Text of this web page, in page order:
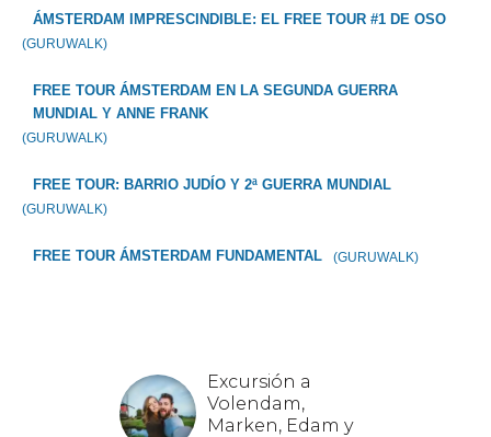
ÁMSTERDAM IMPRESCINDIBLE: EL FREE TOUR #1 DE OSO
(GURUWALK)
FREE TOUR ÁMSTERDAM EN LA SEGUNDA GUERRA
MUNDIAL Y ANNE FRANK
(GURUWALK)
FREE TOUR: BARRIO JUDÍO Y 2ª GUERRA MUNDIAL
(GURUWALK)
FREE TOUR ÁMSTERDAM FUNDAMENTAL (GURUWALK)